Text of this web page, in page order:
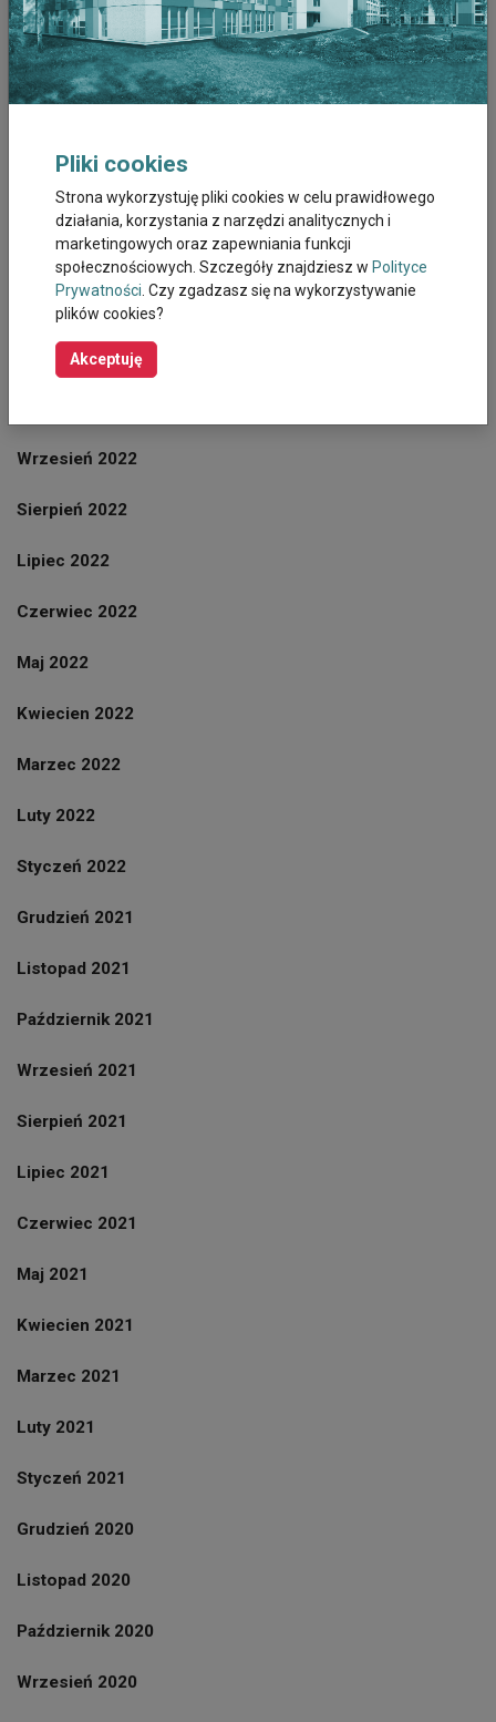
Maj 2023
Kwiecien 2023
Marzec 2023
Luty 2023
Styczeń 2023
Grudzień 2022
Listopad 2022
Wrzesień 2022
Sierpień 2022
Lipiec 2022
Czerwiec 2022
Maj 2022
Kwiecien 2022
Marzec 2022
Luty 2022
Styczeń 2022
Grudzień 2021
Listopad 2021
Październik 2021
Wrzesień 2021
Sierpień 2021
Lipiec 2021
Czerwiec 2021
Maj 2021
Kwiecien 2021
Marzec 2021
Luty 2021
Styczeń 2021
Grudzień 2020
Listopad 2020
Październik 2020
Wrzesień 2020
Pliki cookies
Strona wykorzystuję pliki cookies w celu prawidłowego
działania, korzystania z narzędzi analitycznych i
marketingowych oraz zapewniania funkcji
społecznościowych. Szczegóły znajdziesz w Polityce
Prywatności . Czy zgadzasz się na wykorzystywanie
plików cookies?
Akceptuję